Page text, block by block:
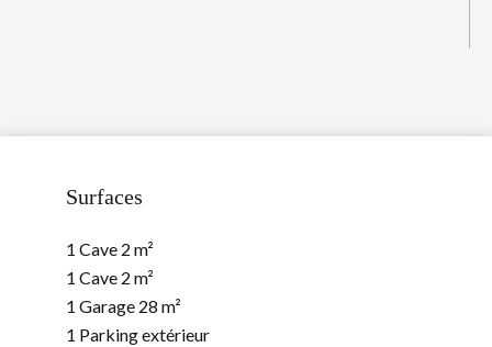
Surfaces
1 Cave 2 m²
1 Cave 2 m²
1 Garage 28 m²
1 Parking extérieur